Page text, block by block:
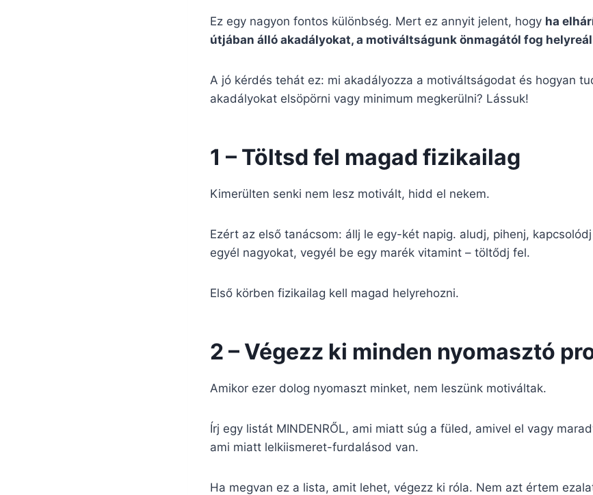
Ez egy nagyon fontos különbség. Mert ez annyit jelent, hogy ha
útjában álló akadályokat, a motiváltságunk önmagától fog
A jó kérdés tehát ez: mi akadályozza a motiváltságodat és hogyan
akadályokat elsöpörni vagy minimum megkerülni? Lássuk!
1 – Töltsd fel magad fizikailag
Kimerülten senki nem lesz motivált, hidd el nekem.
Ezért az első tanácsom: állj le egy-két napig. aludj, pihenj,
egyél nagyokat, vegyél be egy marék vitamint – töltődj fel.
Első körben fizikailag kell magad helyrehozni.
2 – Végezz ki minden nyomasztó
Amikor ezer dolog nyomaszt minket, nem leszünk motiváltak.
Írj egy listát MINDENRŐL, ami miatt súg a füled, amivel el vagy
ami miatt lelkiismeret-furdalásod van.
Ha megvan ez a lista, amit lehet, végezz ki róla. Nem azt értem